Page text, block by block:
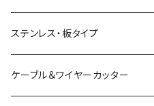
電工Fニッパ
電工パワーニッパ
片刃プラニッパ
ハイプラスチックニッパ
かるいパワーペンチ
電工パワーペンチ
新サイズラジオペンチ
マイクロラジオペンチ
ミニマイクロニッパ
ミニプラスチックニッパ
ステンレス・板タイプ
ニッパ
ケーブル＆ワイヤーカッター